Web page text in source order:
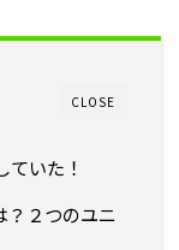
CLOSE
ていた！
？２つのユニ